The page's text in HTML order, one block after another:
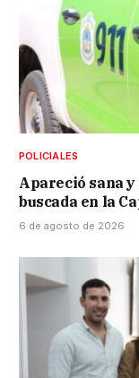
POLICIALES
Apareció sana y
buscada en la
6 de agosto de 2026